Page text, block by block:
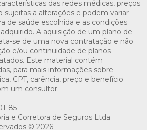
das redes médicas, preços
sujeitas a alterações e podem variar
de saúde escolhida e as condições
A aquisição de um plano de
se de uma nova contratação e não
e/ou continuidade de planos
Este material contém
para mais informações sobre
CPT, carência, preço e benefício
um consultor.
85
e Corretora de Seguros Ltda
© 2026